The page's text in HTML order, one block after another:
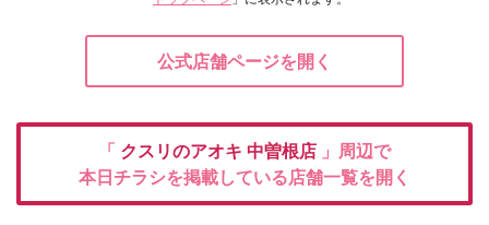
公式店舗ページを開く
「 クスリのアオキ 中曽根店 」周辺で
本日チラシを掲載している店舗一覧を開く